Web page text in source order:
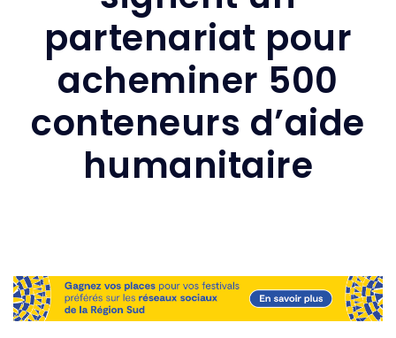
partenariat pour
acheminer 500
conteneurs d’aide
humanitaire